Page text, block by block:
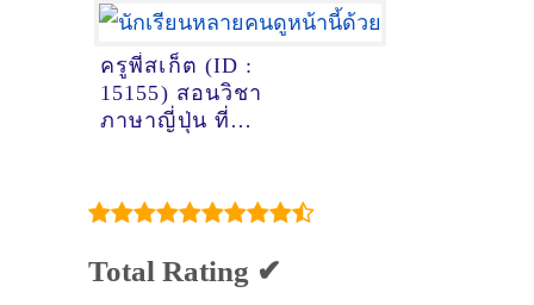
ครูพี่สเก็ต (ID :
15155) สอนวิชา
ภาษาญี่ปุ่น ที่
Total Rating ✔